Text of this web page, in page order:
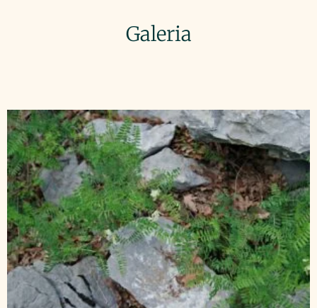
Galeria